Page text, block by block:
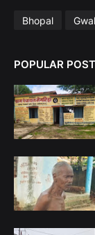
Bhopal
POPULAR